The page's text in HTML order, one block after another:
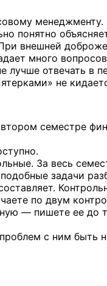
менеджменту.
понятно
внешней
много
лучше отвечать в
не
семестре
За весь
задачи
по двум
— пишете ее до
с ним быть